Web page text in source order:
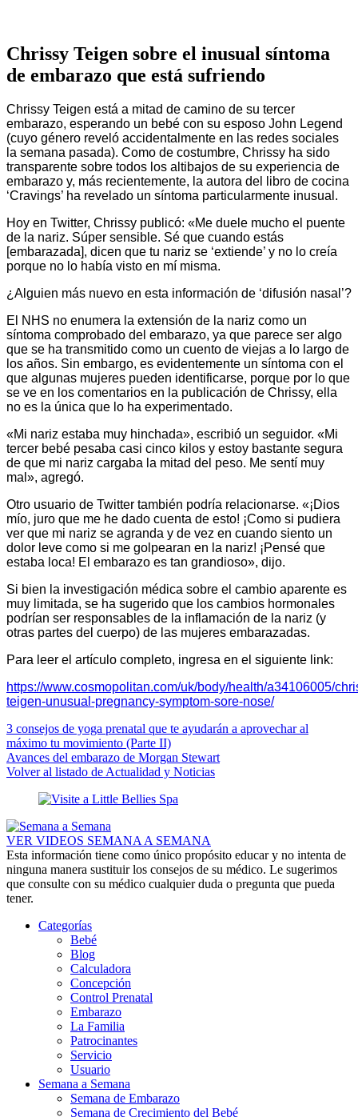
Chrissy Teigen sobre el inusual síntoma
de embarazo que está sufriendo
Chrissy Teigen está a mitad de camino de su tercer
embarazo, esperando un bebé con su esposo John Legend
(cuyo género reveló accidentalmente en las redes sociales
la semana pasada). Como de costumbre, Chrissy ha sido
transparente sobre todos los altibajos de su experiencia de
embarazo y, más recientemente, la autora del libro de cocina
‘Cravings’ ha revelado un síntoma particularmente inusual.
Hoy en Twitter, Chrissy publicó: «Me duele mucho el puente
de la nariz. Súper sensible. Sé que cuando estás
[embarazada], dicen que tu nariz se ‘extiende’ y no lo creía
porque no lo había visto en mí misma.
¿Alguien más nuevo en esta información de ‘difusión nasal’?
El NHS no enumera la extensión de la nariz como un
síntoma comprobado del embarazo, ya que parece ser algo
que se ha transmitido como un cuento de viejas a lo largo de
los años. Sin embargo, es evidentemente un síntoma con el
que algunas mujeres pueden identificarse, porque por lo que
se ve en los comentarios en la publicación de Chrissy, ella
no es la única que lo ha experimentado.
«Mi nariz estaba muy hinchada», escribió un seguidor. «Mi
tercer bebé pesaba casi cinco kilos y estoy bastante segura
de que mi nariz cargaba la mitad del peso. Me sentí muy
mal», agregó.
Otro usuario de Twitter también podría relacionarse. «¡Dios
mío, juro que me he dado cuenta de esto! ¡Como si pudiera
ver que mi nariz se agranda y de vez en cuando siento un
dolor leve como si me golpearan en la nariz! ¡Pensé que
estaba loca! El embarazo es tan grandioso», dijo.
Si bien la investigación médica sobre el cambio aparente es
muy limitada, se ha sugerido que los cambios hormonales
podrían ser responsables de la inflamación de la nariz (y
otras partes del cuerpo) de las mujeres embarazadas.
Para leer el artículo completo, ingresa en el siguiente link:
https://www.cosmopolitan.com/uk/body/health/a34106005/
teigen-unusual-pregnancy-symptom-sore-nose/
3 consejos de yoga prenatal que te ayudarán a aprovechar al
máximo tu movimiento (Parte II)
Avances del embarazo de Morgan Stewart
Volver al listado de Actualidad y Noticias
VER VIDEOS SEMANA A SEMANA
Esta información tiene como único propósito educar y no intenta de
ninguna manera sustituir los consejos de su médico. Le sugerimos
que consulte con su médico cualquier duda o pregunta que pueda
tener.
Categorías
Bebé
Blog
Calculadora
Concepción
Control Prenatal
Embarazo
La Familia
Patrocinantes
Servicio
Usuario
Semana a Semana
Semana de Embarazo
Semana de Crecimiento del Bebé